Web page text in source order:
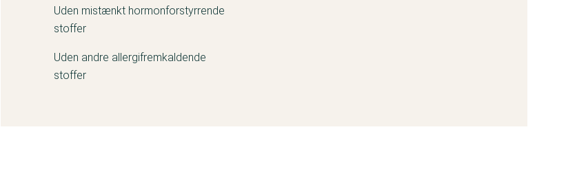
Uden mistænkt hormonforstyrrende
stoffer
Uden andre allergifremkaldende
stoffer